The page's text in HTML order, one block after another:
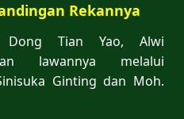
Rekannya
Dong Tian Yao, Alwi
lawannya melalui
Ginting dan Moh.